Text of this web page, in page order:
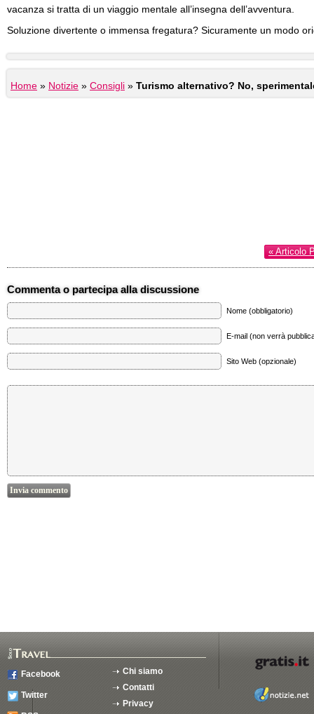
vacanza si tratta di un viaggio mentale all’insegna dell’avventura.
Soluzione divertente o immensa fregatura? Sicuramente un modo
Home » Notizie » Consigli » Turismo alternativo? No,
« Articolo
Commenta o partecipa alla discussione
Nome (obbligatorio)
E-mail (non verrà
Sito Web (opzionale)
Facebook
Twitter
Chi siamo
Contatti
Privacy